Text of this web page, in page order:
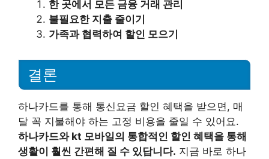
한 곳에서 모든 금융 거래 관리
불필요한 지출 줄이기
가족과 협력하여 할인 모으기
결론
하나카드를 통해 통신요금 할인 혜택을 받으면, 매
달 꼭 지불해야 하는 고정 비용을 줄일 수 있어요.
하나카드와 kt 모바일의 통합적인 할인 혜택을 통해
생활이 훨씬 간편해 질 수 있답니다. 지금 바로 하나